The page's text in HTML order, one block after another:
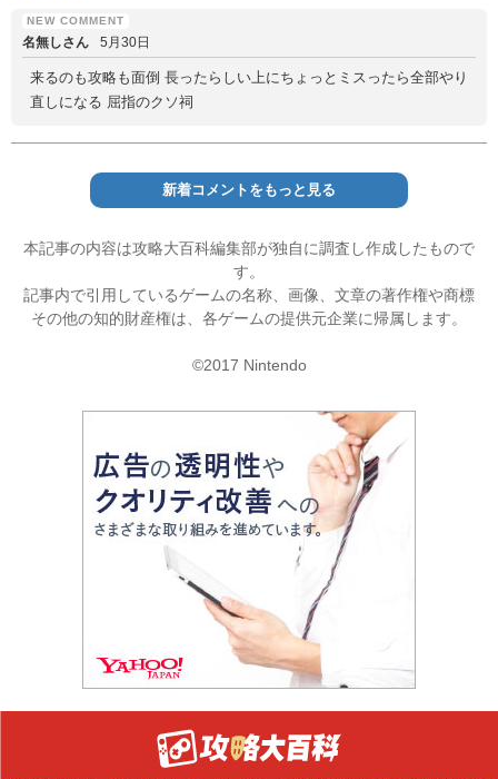
名無しさん 5月30日
来るのも攻略も面倒 長ったらしい上にちょっとミスったら全部やり
直しになる 屈指のクソ祠
新着コメントをもっと見る
本記事の内容は攻略大百科編集部が独自に調査し作成したもので
す。
記事内で引用しているゲームの名称、画像、文章の著作権や商標
その他の知的財産権は、各ゲームの提供元企業に帰属します。
©2017 Nintendo